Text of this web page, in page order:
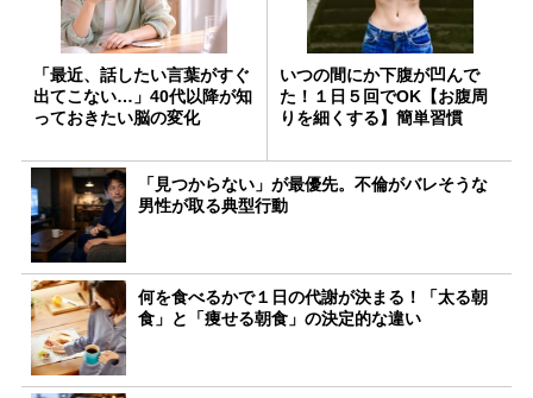
「最近、話したい言葉がすぐ
出てこない…」40代以降が知
っておきたい脳の変化
いつの間にか下腹が凹んで
た！１日５回でOK【お腹周
りを細くする】簡単習慣
「見つからない」が最優先。不倫がバレそうな
男性が取る典型行動
何を食べるかで１日の代謝が決まる！「太る朝
食」と「痩せる朝食」の決定的な違い